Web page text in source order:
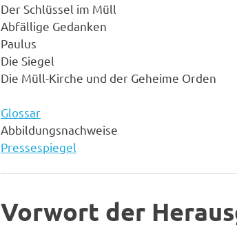
Der Schlüssel im Müll
Abfällige Gedanken
Paulus
Die Siegel
Die Müll-Kirche und der Geheime Orden
Glossar
Abbildungsnachweise
Pressespiegel
Vorwort der